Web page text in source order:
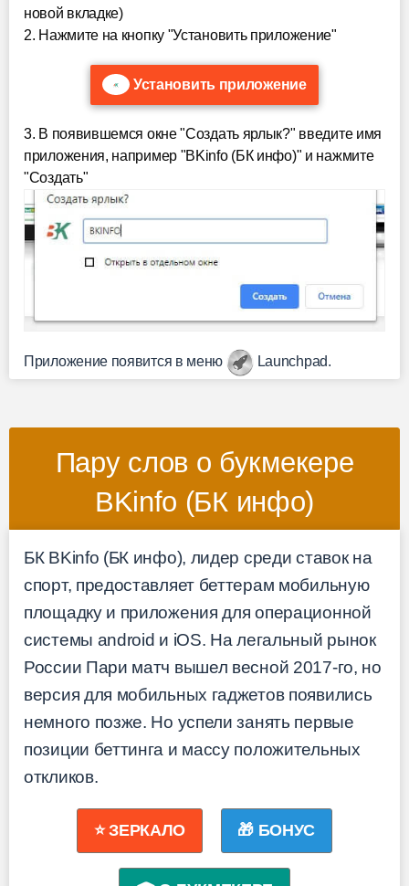
новой вкладке)
2. Нажмите на кнопку "Установить приложение"
Установить приложение
3. В появившемся окне "Создать ярлык?" введите имя
приложения, например "BKinfo (БК инфо)" и нажмите
"Создать"
Приложение появится в меню Launchpad.
Пару слов о букмекере
BKinfo (БК инфо)
БК BKinfo (БК инфо), лидер среди ставок на
спорт, предоставляет беттерам мобильную
площадку и приложения для операционной
системы android и iOS. На легальный рынок
России Пари матч вышел весной 2017-го, но
версия для мобильных гаджетов появились
немного позже. Но успели занять первые
позиции беттинга и массу положительных
откликов.
⭐ ЗЕРКАЛО 🎁 БОНУС